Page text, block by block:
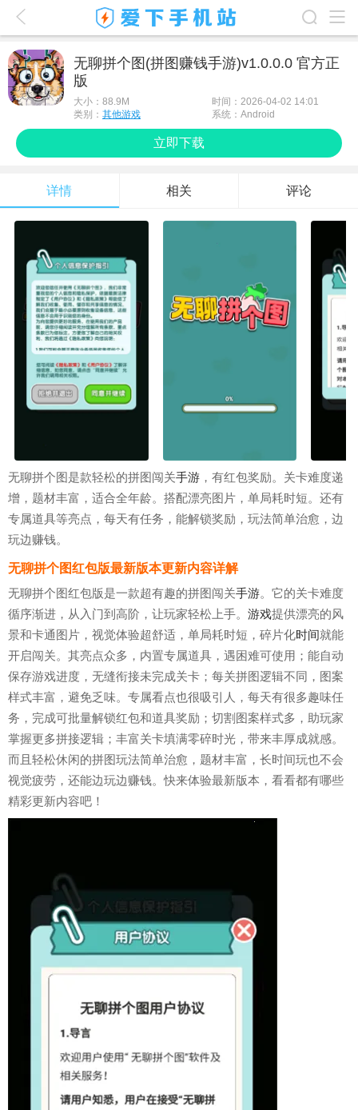
最新游戏
无聊拼个图(拼图赚钱手游)v1.0.0.0 官方正
版
大小： 88.9M
时间：2026-04-02 14:01
类别： 其他游戏 系统：Android
立即下载
详情 相关 评论
无聊拼个图是款轻松的拼图闯关手游 ，有红包奖励。关卡难度递
增，题材丰富，适合全年龄。搭配漂亮图片，单局耗时短。还有
专属道具等亮点，每天有任务，能解锁奖励，玩法简单治愈，边
玩边赚钱。
无聊拼个图红包版最新版本更新内容详解
无聊拼个图红包版是一款超有趣的拼图闯关手游。它的关卡难度
循序渐进，从入门到高阶，让玩家轻松上手。 游戏提供漂亮的风
景和卡通图片，视觉体验超舒适，单局耗时短，碎片化时间就能
开启闯关。其亮点众多，内置专属道具，遇困难可使用；能自动
保存游戏进度，无缝衔接未完成关卡；每关拼图逻辑不同，图案
样式丰富，避免乏味。专属看点也很吸引人，每天有很多趣味任
务，完成可批量解锁红包和道具奖励；切割图案样式多，助玩家
掌握更多拼接逻辑；丰富关卡填满零碎时光，带来丰厚成就感。
而且轻松休闲的拼图玩法简单治愈，题材丰富，长时间玩也不会
视觉疲劳，还能边玩边赚钱。快来体验最新版本，看看都有哪些
精彩更新内容吧！